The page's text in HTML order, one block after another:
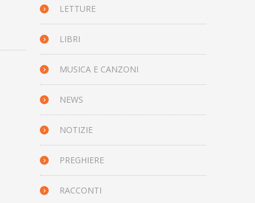
LETTURE
LIBRI
MUSICA E CANZONI
NEWS
NOTIZIE
PREGHIERE
RACCONTI